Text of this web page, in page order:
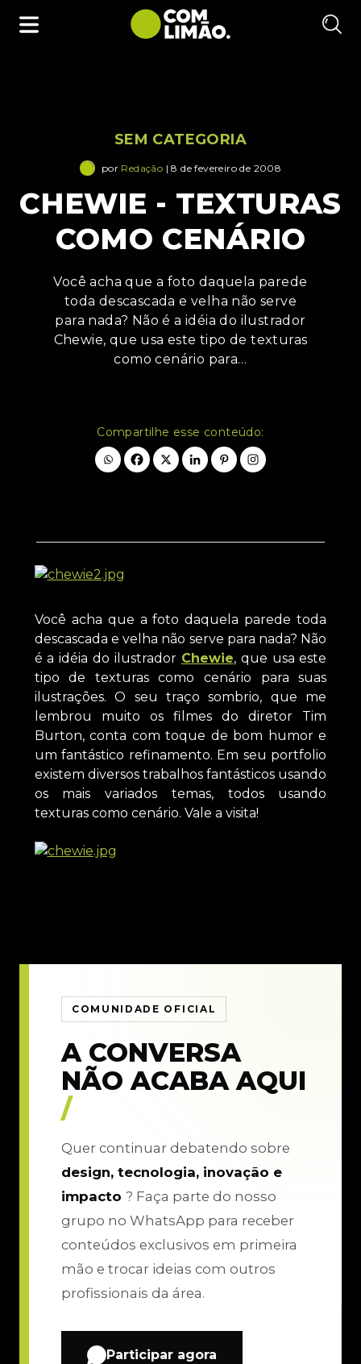
SEM CATEGORIA
por Redação | 8 de fevereiro de 2008
CHEWIE - TEXTURAS
COMO CENÁRIO
Você acha que a foto daquela parede
toda descascada e velha não serve
para nada? Não é a idéia do ilustrador
Chewie, que usa este tipo de texturas
como cenário para…
Compartilhe esse conteúdo:
Você acha que a foto daquela parede toda
descascada e velha não serve para nada? Não
é a idéia do ilustrador Chewie, que usa este
tipo de texturas como cenário para suas
ilustrações. O seu traço sombrio, que me
lembrou muito os filmes do diretor Tim
Burton, conta com toque de bom humor e
um fantástico refinamento. Em seu portfolio
existem diversos trabalhos fantásticos usando
os mais variados temas, todos usando
texturas como cenário. Vale a visita!
COMUNIDADE OFICIAL
A CONVERSA
NÃO ACABA AQUI
/
Quer continuar debatendo sobre
design, tecnologia, inovação e
impacto ? Faça parte do nosso
grupo no WhatsApp para receber
conteúdos exclusivos em primeira
mão e trocar ideias com outros
profissionais da área.
Participar agora